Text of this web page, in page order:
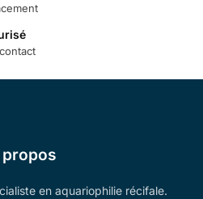
propos
en aquariophilie récifale.